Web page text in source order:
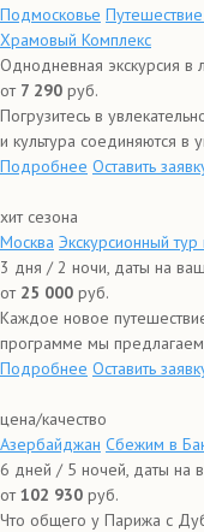
Подмосковье
Храмовый Комплекс
Однодневная экскурсия в
от 7 290 руб.
Погрузитесь в
и культура соединяются в
Подробнее Оставить
хит сезона
Москва Экскурсионный
3 дня / 2 ночи, даты на
от 25 000 руб.
Каждое новое
программе мы
Подробнее Оставить
цена/качество
Азербайджан Сбежим в
6 дней / 5 ночей, даты на
от102 930 руб.
Что общего у Парижа с